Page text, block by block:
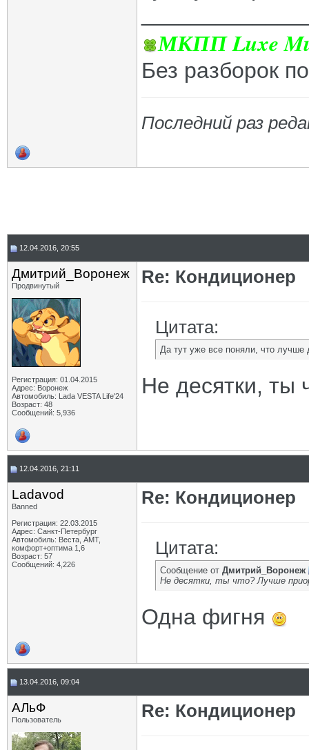
МКПП Luxe
Без разборок
Последний раз
12.04.2016, 20:55
Дмитрий_Воронеж
Продвинутый
Регистрация: 01.04.2015
Адрес: Воронеж
Автомобиль: Lada VESTA Life'24
Возраст: 48
Сообщений: 5,936
Re: Кондиционер
Цитата:
Да тут уже все поняли, что лучше
Не десятки, ты
12.04.2016, 21:11
Ladavod
Banned
Регистрация: 22.03.2015
Адрес: Санкт-Петербург
Автомобиль: Веста, АМТ,
комфорт+оптима 1,6
Возраст: 57
Сообщений: 4,226
Re: Кондиционер
Цитата:
Сообщение от Дмитрий_Воронеж
Не десятки, ты что? Лучше
Одна фигня
13.04.2016, 09:04
АЛьФ
Пользователь Re: Кондиционер